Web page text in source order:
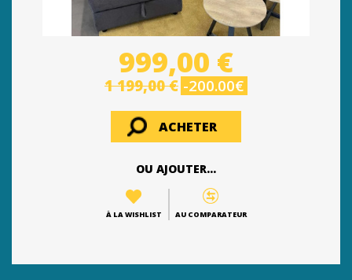
999,00 €
1 199,00 € -200.00€
ACHETER
OU AJOUTER...
À LA WISHLIST AU COMPARATEUR